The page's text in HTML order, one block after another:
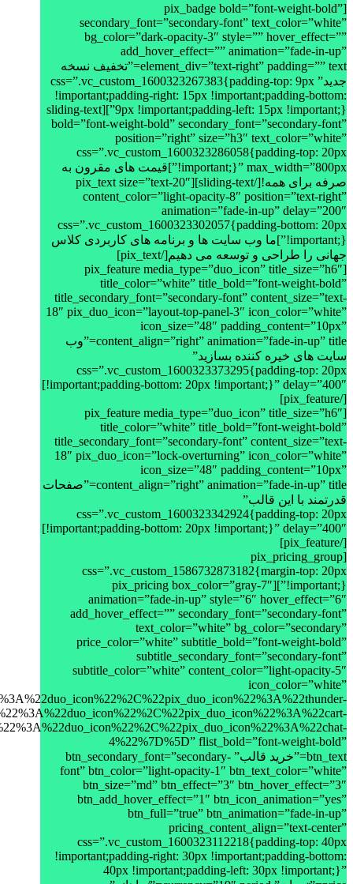
[pix_badge bold=”font-weight-bold”
secondary_font=”secondary-font” text_color=”white”
bg_color=”dark-opacity-3″ style=”” hover_effect=””
add_hover_effect=”” animation=”fade-in-up”
element_div=”text-right” padding=”” text=”تخفیف نسخه
جدید” css=”.vc_custom_1600323267383{padding-top: 9px
!important;padding-right: 15px !important;padding-bottom:
9px !important;padding-left: 15px !important;}”][sliding-text
bold=”font-weight-bold” secondary_font=”secondary-font”
position=”right” size=”h3″ text_color=”white”
css=”.vc_custom_1600323286058{padding-top: 20px
!important;}” max_width=”800px”]قیمت های مقرون به
صرفه برای همه![/sliding-text][pix_text size=”text-20″
content_color=”light-opacity-8″ position=”text-right”
animation=”fade-in-up” delay=”200″
css=”.vc_custom_1600323302057{padding-bottom: 20px
!important;}”]ما وب سایت ها و برنامه های کاربردی کلاس
جهانی را طراحی و توسعه می دهیم[/pix_text]
[pix_feature media_type=”duo_icon” title_size=”h6″
title_color=”white” title_bold=”font-weight-bold”
title_secondary_font=”secondary-font” content_size=”text-
18″ pix_duo_icon=”layout-top-panel-3″ icon_color=”white”
icon_size=”48″ padding_content=”10px”
content_align=”right” animation=”fade-in-up” title=”وب
سایت های خیره کننده بسازید”
css=”.vc_custom_1600323373295{padding-top: 20px
!important;padding-bottom: 20px !important;}” delay=”400″]
[/pix_feature]
[pix_feature media_type=”duo_icon” title_size=”h6″
title_color=”white” title_bold=”font-weight-bold”
title_secondary_font=”secondary-font” content_size=”text-
18″ pix_duo_icon=”lock-overturning” icon_color=”white”
icon_size=”48″ padding_content=”10px”
content_align=”right” animation=”fade-in-up” title=”صفحات
قدرتمند با این قالب”
css=”.vc_custom_1600323342924{padding-top: 20px
!important;padding-bottom: 20px !important;}” delay=”400″]
[/pix_feature]
[pix_pricing_group
css=”.vc_custom_1586732873182{margin-top: 20px
!important;}”][pix_pricing box_color=”gray-7″
animation=”fade-in-up” style=”6″ hover_effect=”6″
add_hover_effect=”” secondary_font=”secondary-font”
text_color=”white” bg_color=”secondary”
price_color=”white” subtitle_bold=”font-weight-bold”
subtitle_secondary_font=”secondary-font”
subtitle_color=”white” content_color=”light-opacity-5″
icon_color=”white”
4%22%7D%5D” flist_bold=”font-weight-bold”
btn_text=”خرید قالب” btn_secondary_font=”secondary-
font” btn_color=”light-opacity-1″ btn_text_color=”white”
btn_size=”md” btn_effect=”3″ btn_hover_effect=”3″
btn_add_hover_effect=”1″ btn_icon_animation=”yes”
btn_full=”true” btn_animation=”fade-in-up”
pricing_content_align=”text-center”
css=”.vc_custom_1600323112218{padding-top: 40px
!important;padding-right: 30px !important;padding-bottom:
40px !important;padding-left: 30px !important;}”